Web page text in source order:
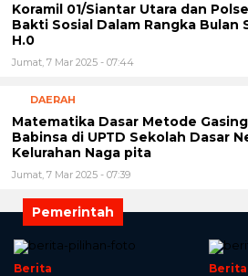
Koramil 01/Siantar Utara dan
Bakti Sosial Dalam Rangka Bulan
H.0
Jumat, 7 Mar 2025 - 07:44
DAERAH
Matematika Dasar Metode
Babinsa di UPTD Sekolah Dasar
Kelurahan Naga pita
Jumat, 7 Mar 2025 - 07:39
Pemerintah
Berita Berita